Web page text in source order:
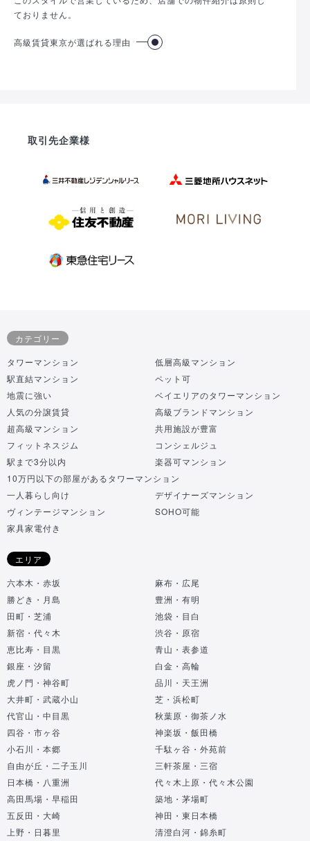
ておりません。
高級賃貸東京が選ばれる理由
取引先企業様
カテゴリー
タワーマンション
低層高級マンション
駅直結マンション
ペット可
地震に強い
ベイエリアのタワーマンション
人気の分譲賃貸
高級ブランドマンション
超高級マンション
共用施設が豊富
フィットネスジム
コンシェルジュ
駅まで3分以内
楽器可マンション
10万円以下の部屋があるタワーマンション
一人暮らし向け
デザイナーズマンション
ヴィンテージマンション
SOHO可能
家具家電付き
エリア
六本木・赤坂
麻布・広尾
勝どき・月島
豊洲・有明
田町・芝浦
池袋・目白
新宿・代々木
渋谷・原宿
恵比寿・目黒
青山・表参道
銀座・汐留
白金・高輪
虎ノ門・神谷町
品川・天王洲
大井町・武蔵小山
芝・浜松町
代官山・中目黒
秋葉原・御茶ノ水
四谷・市ヶ谷
神楽坂・飯田橋
小石川・本郷
千駄ヶ谷・外苑前
自由が丘・二子玉川
三軒茶屋・三宿
日本橋・八重洲
代々木上原・代々木公園
高田馬場・早稲田
築地・茅場町
五反田・大崎
神田・東日本橋
上野・日暮里
清澄白河・錦糸町